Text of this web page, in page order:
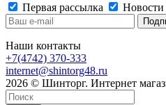
Первая рассылка
Новости
Наши контакты
+7(4742) 370-333
internet@shintorg48.ru
2026 © Шинторг. Интернет